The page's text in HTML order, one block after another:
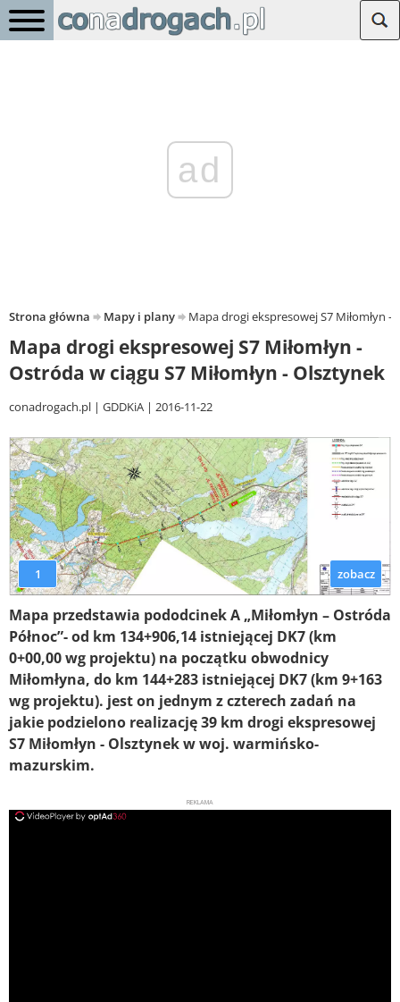
ad
Strona główna Mapy i plany Mapa drogi ekspresowej S7 Miłomłyn -
Mapa drogi ekspresowej S7 Miłomłyn -
Ostróda w ciągu S7 Miłomłyn - Olsztynek
conadrogach.pl GDDKiA 2016-11-22
1 zobacz
Mapa przedstawia pododcinek A „Miłomłyn – Ostróda
Północ”- od km 134+906,14 istniejącej DK7 (km
0+00,00 wg projektu) na początku obwodnicy
Miłomłyna, do km 144+283 istniejącej DK7 (km 9+163
wg projektu). jest on jednym z czterech zadań na
jakie podzielono realizację 39 km drogi ekspresowej
S7 Miłomłyn - Olsztynek w woj. warmińsko-
mazurskim.
REKLAMA